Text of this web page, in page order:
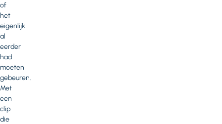
of
het
eigenlijk
al
eerder
had
moeten
gebeuren.
Met
een
clip
die